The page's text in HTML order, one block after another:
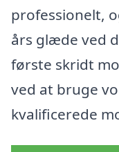
professionelt,
års glæde ved
første skridt
ved at bruge
kvalificerede